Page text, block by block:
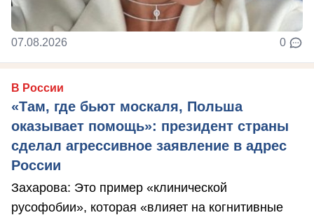
07.08.2026 0
В России
«Там, где бьют москаля, Польша
оказывает помощь»: президент страны
сделал агрессивное заявление в адрес
России
Захарова: Это пример «клинической
русофобии», которая «влияет на когнитивные